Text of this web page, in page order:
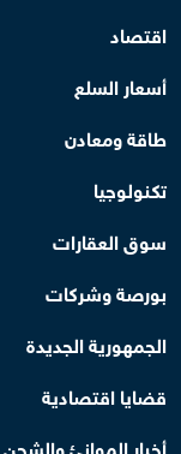
اقتصاد
أسعار السلع
طاقة ومعادن
تكنولوجيا
سوق العقارات
بورصة وشركات
الجمهورية الجديدة
قضايا اقتصادية
أخبار الموانئ والشحن